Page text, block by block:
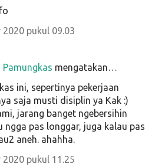
2020 pukul 09.03
mengatakan…
ini, sepertinya pekerjaan
saja musti disiplin ya Kak :)
jarang banget ngebersihin
ngga pas longgar, juga kalau pas
aneh. ahahha.
2020 pukul 11.25